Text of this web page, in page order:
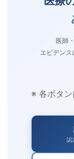
医師
エビデンス
※ 各ボタ
認